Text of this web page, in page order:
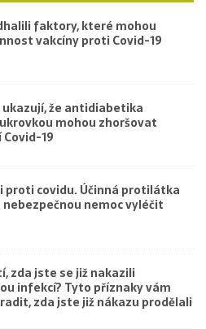
faktory, které mohou
vakcíny proti Covid-19
že antidiabetika
mohou zhoršovat
19
proti covidu. Účinná protilátka
nemoc vyléčit
zda jste se již nakazili
infekcí? Tyto příznaky vám
zda jste již nákazu prodělali